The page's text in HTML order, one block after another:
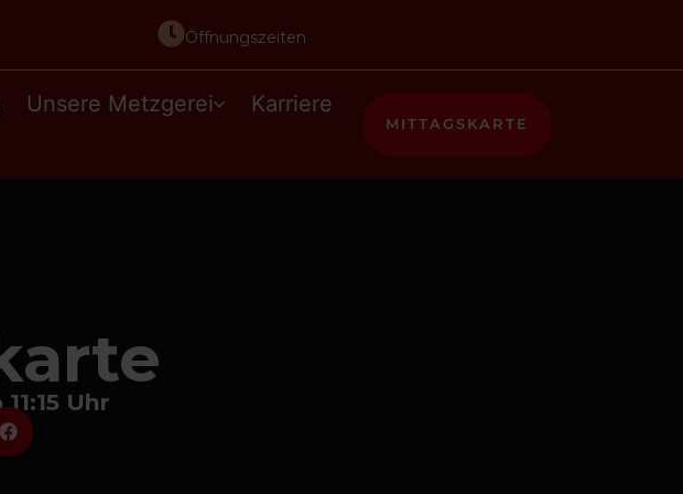
Öffnungszeiten
Unsere Metzgerei Karriere
MITTAGSKARTE
Uhr